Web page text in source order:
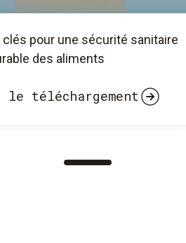
clés pour une sécurité sanitaire
des aliments
le téléchargement